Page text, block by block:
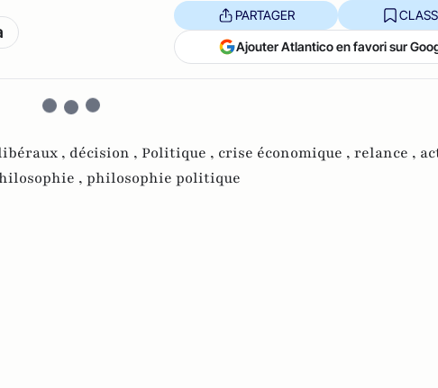
PARTAGER
Ajouter Atlantico en favori sur
, décision , Politique , crise économique , relance ,
, philosophie politique